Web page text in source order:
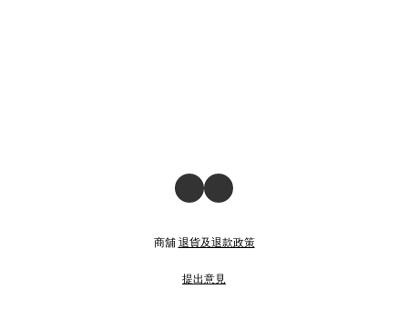
商舖 退貨及退款政策
提出意見